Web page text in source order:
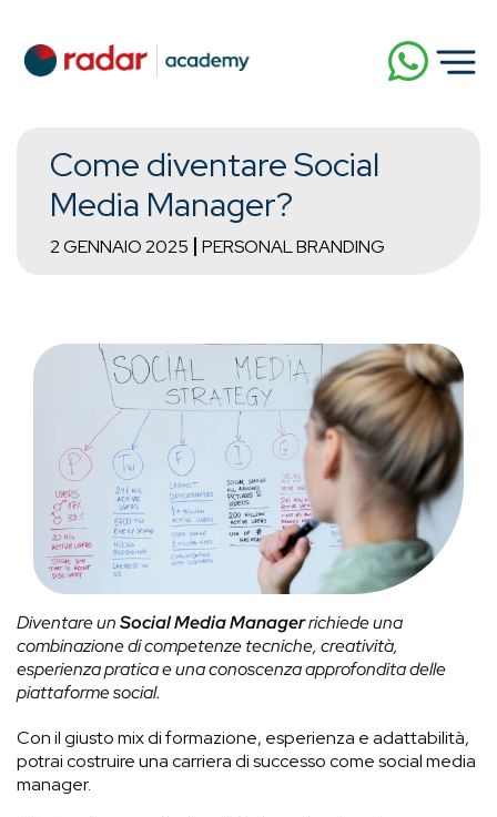
Come diventare Social
Media Manager?
2 GENNAIO 2025 PERSONAL BRANDING
Diventare unSocial Media Managerrichiede una
combinazione di competenze tecniche, creatività,
esperienza pratica e una conoscenza approfondita delle
piattaforme social.
Con il giusto mix di formazione, esperienza e adattabilità,
potrai costruire una carriera di successo come social media
manager.